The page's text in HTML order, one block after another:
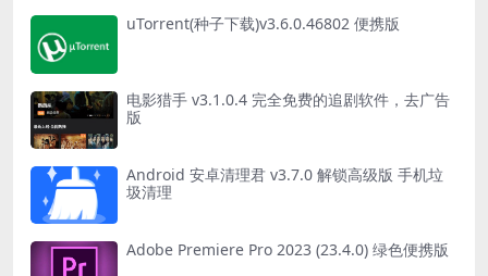
uTorrent(种子下载)v3.6.0.46802 便携版
电影猎手 v3.1.0.4 完全免费的追剧软件，去广告
版
Android 安卓清理君 v3.7.0 解锁高级版 手机垃
圾清理
Adobe Premiere Pro 2023 (23.4.0) 绿色便携版